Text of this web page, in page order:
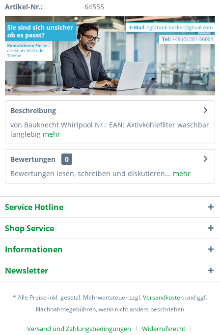
Artikel-Nr.: 64555
Beschreibung
von Bauknecht Whirlpool Nr.: EAN: Aktivkohlefilter waschbar
langlebig mehr
Bewertungen
0
Bewertungen lesen, schreiben und diskutieren... mehr
Service Hotline
Shop Service
Informationen
Newsletter
* Alle Preise inkl. gesetzl. Mehrwertsteuer zzgl.Versandkosten und ggf.
Nachnahmegebühren, wenn nicht anders beschrieben
Versand und Zahlungsbedingungen Widerrufsrecht